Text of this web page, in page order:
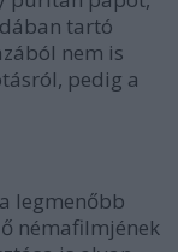
tartó
nem is
pedig a
legmenőbb
némafilmjének